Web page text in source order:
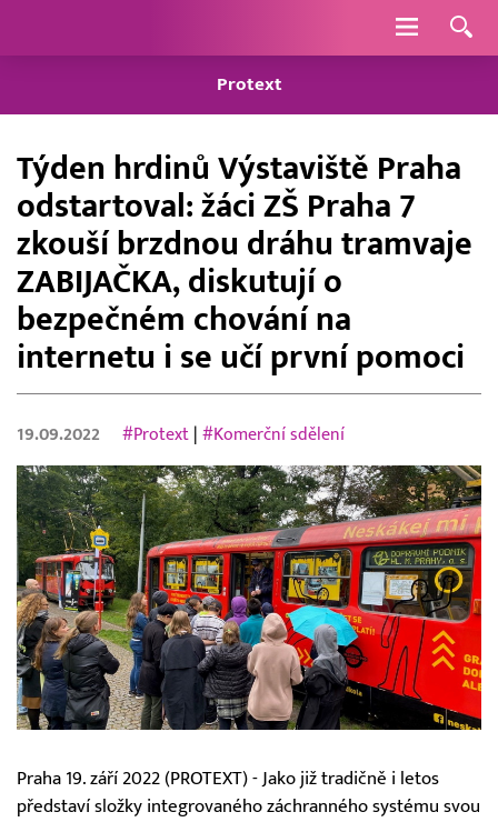
Navigace
Protext
Týden hrdinů Výstaviště Praha
odstartoval: žáci ZŠ Praha 7
zkouší brzdnou dráhu tramvaje
ZABIJAČKA, diskutují o
bezpečném chování na
internetu i se učí první pomoci
19.09.2022 #Protext |#Komerční sdělení
Praha 19. září 2022 (PROTEXT) - Jako již tradičně i letos
představí složky integrovaného záchranného systému svou